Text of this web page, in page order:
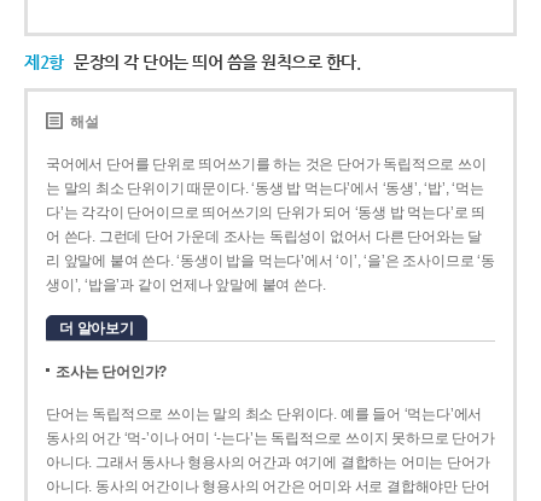
제2항 문장의 각 단어는 띄어 씀을 원칙으로 한다.
해설
국어에서 단어를 단위로 띄어쓰기를 하는 것은 단어가 독립적으로 쓰이
는 말의 최소 단위이기 때문이다. ‘동생 밥 먹는다’에서 ‘동생’, ‘밥’, ‘먹는
다’는 각각이 단어이므로 띄어쓰기의 단위가 되어 ‘동생 밥 먹는다’로 띄
어 쓴다. 그런데 단어 가운데 조사는 독립성이 없어서 다른 단어와는 달
리 앞말에 붙여 쓴다. ‘동생이 밥을 먹는다’에서 ‘이’, ‘을’은 조사이므로 ‘동
생이’, ‘밥을’과 같이 언제나 앞말에 붙여 쓴다.
더 알아보기
조사는 단어인가?
단어는 독립적으로 쓰이는 말의 최소 단위이다. 예를 들어 ‘먹는다’에서
동사의 어간 ‘먹-­’이나 어미 ‘­-는다’는 독립적으로 쓰이지 못하므로 단어가
아니다. 그래서 동사나 형용사의 어간과 여기에 결합하는 어미는 단어가
아니다. 동사의 어간이나 형용사의 어간은 어미와 서로 결합해야만 단어